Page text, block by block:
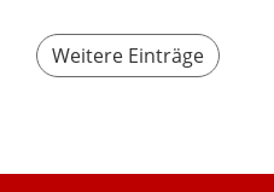
Weitere Einträge